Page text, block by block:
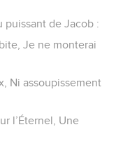
moment.
et ville de
! je n’ai ni un
ne m’engage pas